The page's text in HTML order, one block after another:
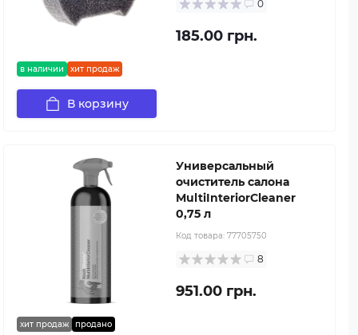
в наличии хит продаж
0
185.00 грн.
В корзину
хит продаж продано
Универсальный
очиститель салона
MultiInteriorCleaner
0,75 л
Код товара: 77705750
8
951.00 грн.